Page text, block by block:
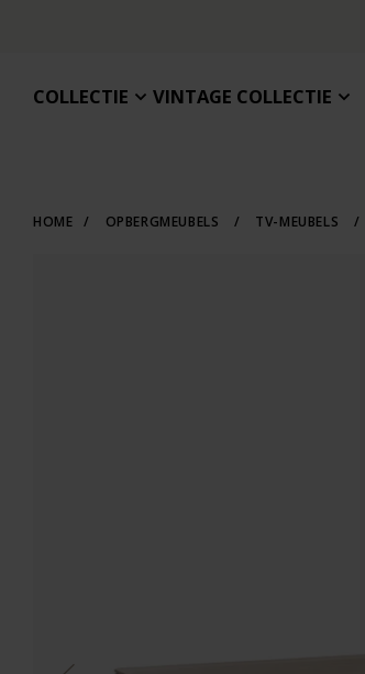
COLLECTIE VINTAGE COLLECTIE
HOME / OPBERGMEUBELS / TV-MEUBELS /